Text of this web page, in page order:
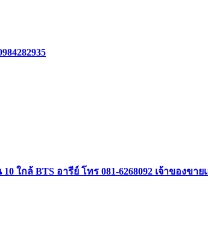
ใกล้ BTS อารีย์ โทร 081-6268092 เจ้าของขาย